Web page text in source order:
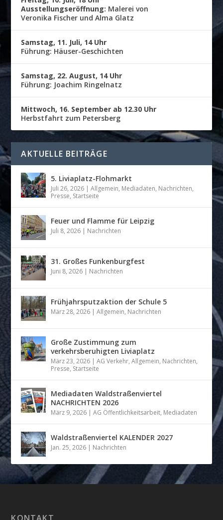
Ausstellungseröffnung: Malerei von
Veronika Fischer und Alma Glatz
Samstag, 11. Juli, 14 Uhr
Führung: Häuser-Geschichten
Samstag, 22. August, 14 Uhr
Führung: Joachim Ringelnatz
Mittwoch, 16. September ab 12.30 Uhr
Herbstfahrt zum Petersberg
AKTUELLE BEITRÄGE
5. Liviaplatz-Flohmarkt
Juli 26, 2026 |Allgemein, Mediadaten, Nachrichten,
Presse, Startseite
Feuer und Flamme für Leipzig
Juli 8, 2026 | Nachrichten
31. Großes Funkenburgfest
Juni 8, 2026 | Nachrichten
Frühjahrsputzaktion der Schule 5
März 28, 2026 |Allgemein, Nachrichten
Große Zustimmung zum
verkehrsberuhigten Liviaplatz
März 23, 2026 |AG Verkehr,Allgemein, Nachrichten,
Presse, Startseite
Mediadaten Waldstraßenviertel
NACHRICHTEN 2026
März 9, 2026 |AG Öffentlichkeitsarbeit, Mediadaten
Waldstraßenviertel KALENDER 2027
Jan. 25, 2026 | Nachrichten